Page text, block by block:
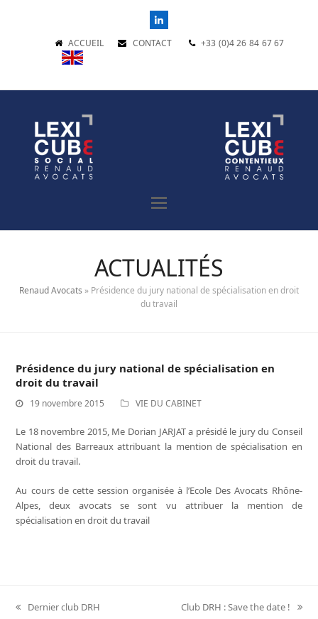
LinkedIn
ACCUEIL CONTACT +33 (0)4 26 84 67 67
ACTUALITÉS
Renaud Avocats » Présidence du jury national de spécialisation en droit
du travail
Présidence du jury national de spécialisation en
droit du travail
19 novembre 2015 VIE DU CABINET
Le 18 novembre 2015, Me Dorian JARJAT a présidé le jury du Conseil
National des Barreaux attribuant la mention de spécialisation en
droit du travail.
Au cours de cette session organisée à l’Ecole Des Avocats Rhône-
Alpes, deux avocats se sont vu attribuer la mention de
spécialisation en droit du travail
previous
Dernier club DRH
next
Club DRH : Save the date !